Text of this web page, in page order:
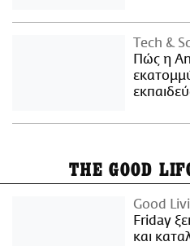
Τech &
Πώς η
THE GOOD
Good
Friday
και